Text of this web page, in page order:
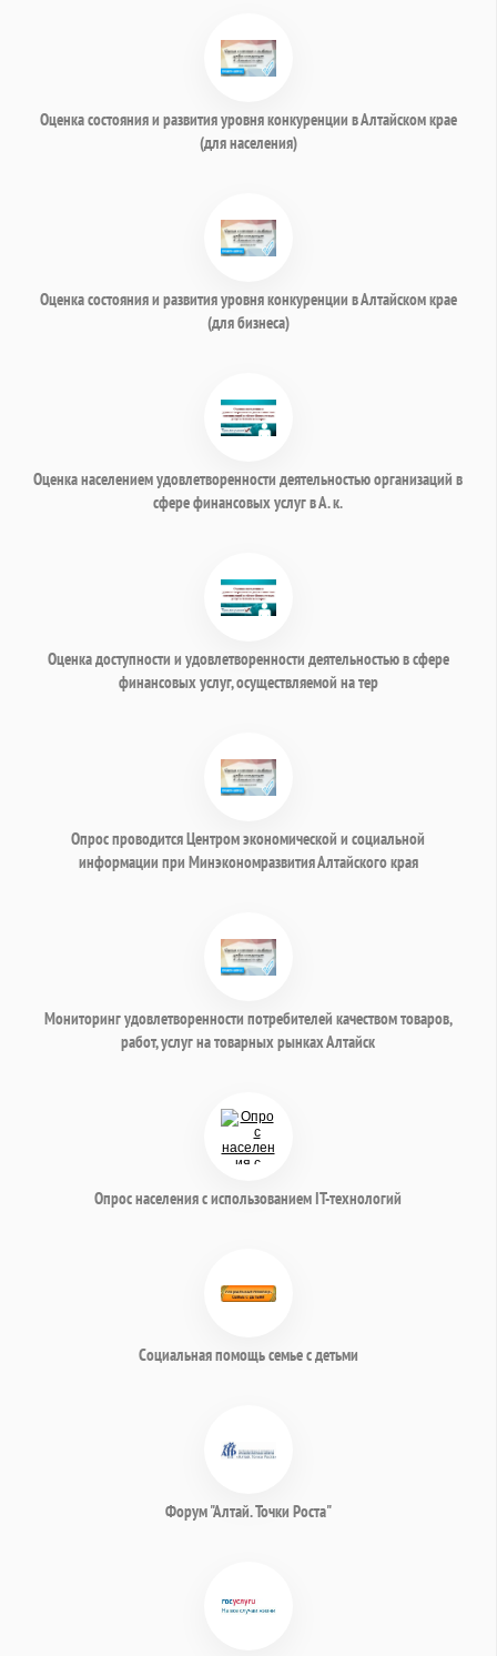
Оценка состояния и развития уровня конкуренции в Алтайском крае
(для населения)
Оценка состояния и развития уровня конкуренции в Алтайском крае
(для бизнеса)
Оценка населением удовлетворенности деятельностью организаций в
сфере финансовых услуг в А. к.
Оценка доступности и удовлетворенности деятельностью в сфере
финансовых услуг, осуществляемой на тер
Опрос проводится Центром экономической и социальной
информации при Минэкономразвития Алтайского края
Мониторинг удовлетворенности потребителей качеством товаров,
работ, услуг на товарных рынках Алтайск
Опрос населения с использованием IT-технологий
Социальная помощь семье с детьми
Форум "Алтай. Точки Роста"